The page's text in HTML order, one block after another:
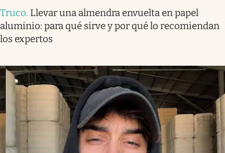
Truco. Llevar una almendra envuelta en papel
aluminio: para qué sirve y por qué lo recomiendan
los expertos